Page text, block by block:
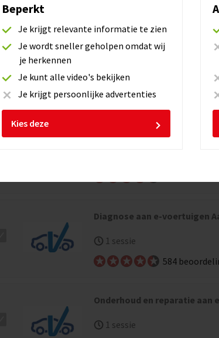
Beperkt
Je krijgt relevante informatie te zien
Je wordt sneller geholpen omdat wij
je herkennen
Je kunt alle video's bekijken
Je krijgt persoonlijke advertenties
Kies deze
1267
Diagnose aan e-voertuigen
1 sessie
813
Onderhoud en reparatie aan
Diagnose aan e-voertuigen
1 sessie
584
Onderhoud en reparatie
1 sessie